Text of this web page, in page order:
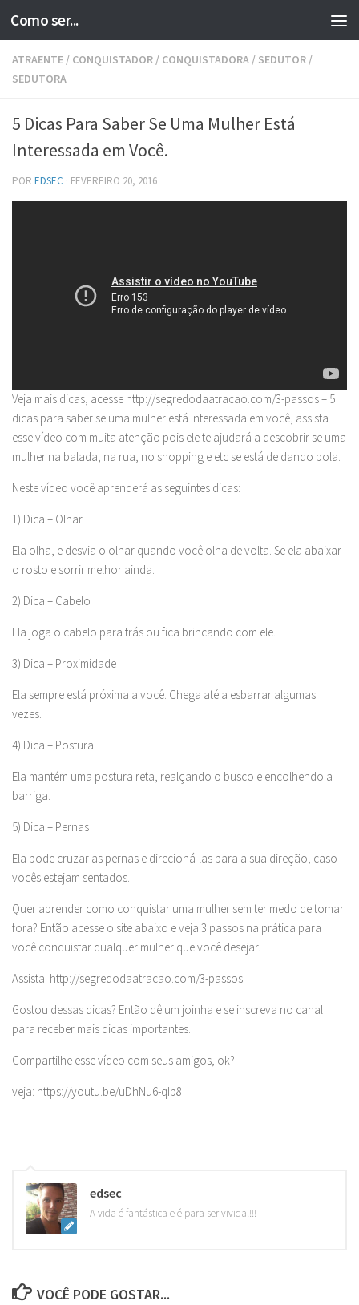
Skip to content
Como ser...
ATRAENTE / CONQUISTADOR / CONQUISTADORA / SEDUTOR /
SEDUTORA
5 Dicas Para Saber Se Uma Mulher Está
Interessada em Você.
POR EDSEC · FEVEREIRO 20, 2016
Veja mais dicas, acesse http://segredodaatracao.com/3-passos – 5
dicas para saber se uma mulher está interessada em você, assista
esse vídeo com muita atenção pois ele te ajudará a descobrir se uma
mulher na balada, na rua, no shopping e etc se está de dando bola.
Neste vídeo você aprenderá as seguintes dicas:
1) Dica – Olhar
Ela olha, e desvia o olhar quando você olha de volta. Se ela abaixar
o rosto e sorrir melhor ainda.
2) Dica – Cabelo
Ela joga o cabelo para trás ou fica brincando com ele.
3) Dica – Proximidade
Ela sempre está próxima a você. Chega até a esbarrar algumas
vezes.
4) Dica – Postura
Ela mantém uma postura reta, realçando o busco e encolhendo a
barriga.
5) Dica – Pernas
Ela pode cruzar as pernas e direcioná-las para a sua direção, caso
vocês estejam sentados.
Quer aprender como conquistar uma mulher sem ter medo de tomar
fora? Então acesse o site abaixo e veja 3 passos na prática para
você conquistar qualquer mulher que você desejar.
Assista: http://segredodaatracao.com/3-passos
Gostou dessas dicas? Então dê um joinha e se inscreva no canal
para receber mais dicas importantes.
Compartilhe esse vídeo com seus amigos, ok?
veja: https://youtu.be/uDhNu6-qIb8
edsec
A vida é fantástica e é para ser vivida!!!!
VOCÊ PODE GOSTAR...